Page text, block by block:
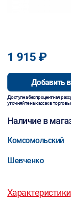
1 915 ₽
Добавить
Доступна беспроцентная
уточняйте на кассах в
Наличие в
Комсомольский
Шевченко
Характеристики